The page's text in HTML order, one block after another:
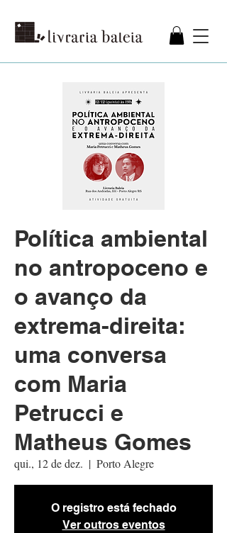
Política ambiental
no antropoceno e
o avanço da
extrema-direita:
uma conversa
com Maria
Petrucci e
Matheus Gomes
qui., 12 de dez.
  |
Porto Alegre
O registro está fechado
Ver outros eventos